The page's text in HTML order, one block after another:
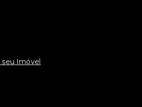
seu Imóvel